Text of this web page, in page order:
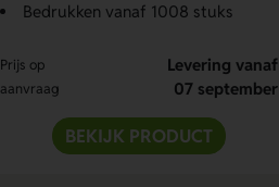
Bedrukken vanaf 1008 stuks
Prijs op
aanvraag
Levering vanaf
07 september
BEKIJK PRODUCT